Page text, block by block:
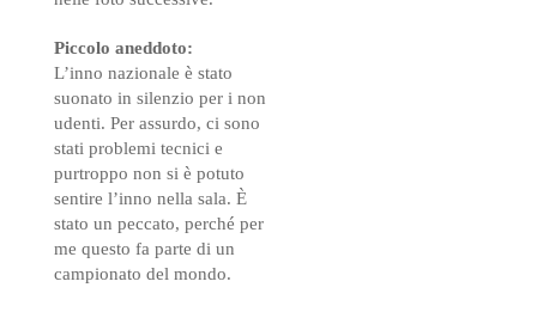
Piccolo aneddoto:
L’inno nazionale è stato
suonato in silenzio per i non
udenti. Per assurdo, ci sono
stati problemi tecnici e
purtroppo non si è potuto
sentire l’inno nella sala. È
stato un peccato, perché per
me questo fa parte di un
campionato del mondo.